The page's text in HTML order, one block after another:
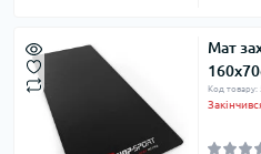
Мат
Код